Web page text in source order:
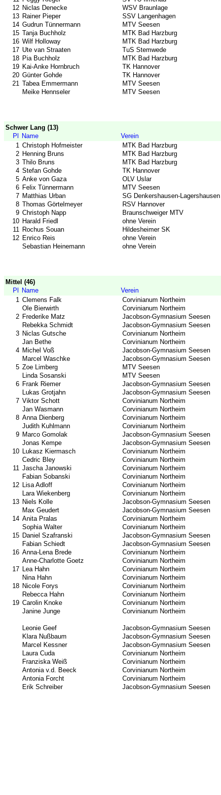
12 Niclas Denecke
WSV Braunlage
13 Rainer Pieper
SSV Langenhagen
14 Gudrun Tünnermann
MTV Seesen
15 Tanja Buchholz
MTK Bad Harzburg
16 Wilf Holloway
MTK Bad Harzburg
17 Ute van Straaten
TuS Stemwede
18 Pia Buchholz
MTK Bad Harzburg
19 Kai-Anke Hornbruch
TK Hannover
20 Günter Gohde
TK Hannover
21 Tabea Emmermann
MTV Seesen
Meike Hennseler
MTV Seesen
Schwer Lang (13)
Pl
Name
Verein
1 Christoph Hofmeister
MTK Bad Harzburg
2 Henning Bruns
MTK Bad Harzburg
3 Thilo Bruns
MTK Bad Harzburg
4 Stefan Gohde
TK Hannover
5 Anke von Gaza
OLV Uslar
6 Felix Tünnermann
MTV Seesen
7 Matthias Urban
SG Denkershausen-Lagershausen
8 Thomas Görtelmeyer
RSV Hannover
9 Christoph Napp
Braunschweiger MTV
10 Harald Friedl
ohne Verein
11 Rochus Souan
Hildesheimer SK
12 Enrico Reis
ohne Verein
Sebastian Heinemann
ohne Verein
Mittel (46)
Pl
Name
Verein
1 Clemens Falk
Corvinianum Northeim
Ole Bierwirth
Corvinianum Northeim
2 Frederike Matz
Jacobson-Gymnasium Seesen
Rebekka Schmidt
Jacobson-Gymnasium Seesen
3 Niclas Gutsche
Corvinianum Northeim
Jan Bethe
Corvinianum Northeim
4 Michel Voß
Jacobson-Gymnasium Seesen
Marcel Waschke
Jacobson-Gymnasium Seesen
5 Zoe Limberg
MTV Seesen
Linda Sosanski
MTV Seesen
6 Frank Riemer
Jacobson-Gymnasium Seesen
Lukas Grotjahn
Jacobson-Gymnasium Seesen
7 Viktor Schott
Corvinianum Northeim
Jan Wasmann
Corvinianum Northeim
8 Anna Dienberg
Corvinianum Northeim
Judith Kuhlmann
Corvinianum Northeim
9 Marco Gomolak
Jacobson-Gymnasium Seesen
Jonas Kempe
Jacobson-Gymnasium Seesen
10 Lukasz Kiermasch
Corvinianum Northeim
Cedric Bley
Corvinianum Northeim
11 Jascha Janowski
Corvinianum Northeim
Fabian Sobanski
Corvinianum Northeim
12 Lisa Adloff
Corvinianum Northeim
Lara Wiekenberg
Corvinianum Northeim
13 Niels Kolle
Jacobson-Gymnasium Seesen
Max Geudert
Jacobson-Gymnasium Seesen
14 Anita Pralas
Corvinianum Northeim
Sophia Walter
Corvinianum Northeim
15 Daniel Szafranski
Jacobson-Gymnasium Seesen
Fabian Schiedt
Jacobson-Gymnasium Seesen
16 Anna-Lena Brede
Corvinianum Northeim
Anne-Charlotte Goetz
Corvinianum Northeim
17 Lea Hahn
Corvinianum Northeim
Nina Hahn
Corvinianum Northeim
18 Nicole Forys
Corvinianum Northeim
Rebecca Hahn
Corvinianum Northeim
19 Carolin Knoke
Corvinianum Northeim
Janine Junge
Corvinianum Northeim
Leonie Geef
Jacobson-Gymnasium Seesen
Klara Nußbaum
Jacobson-Gymnasium Seesen
Marcel Kessner
Jacobson-Gymnasium Seesen
Laura Cuda
Corvinianum Northeim
Franziska Weiß
Corvinianum Northeim
Antonia v.d. Beeck
Corvinianum Northeim
Antonia Forcht
Corvinianum Northeim
Erik Schreiber
Jacobson-Gymnasium Seesen